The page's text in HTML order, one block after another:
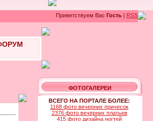
Приветствуем Вас Гость | RSS
ФОТОГАЛЕРЕИ
ВСЕГО НА ПОРТАЛЕ БОЛЕЕ:
1168 фото вечерних причесок
2376 фото вечерних платьев
415 фото дизайна ногтей